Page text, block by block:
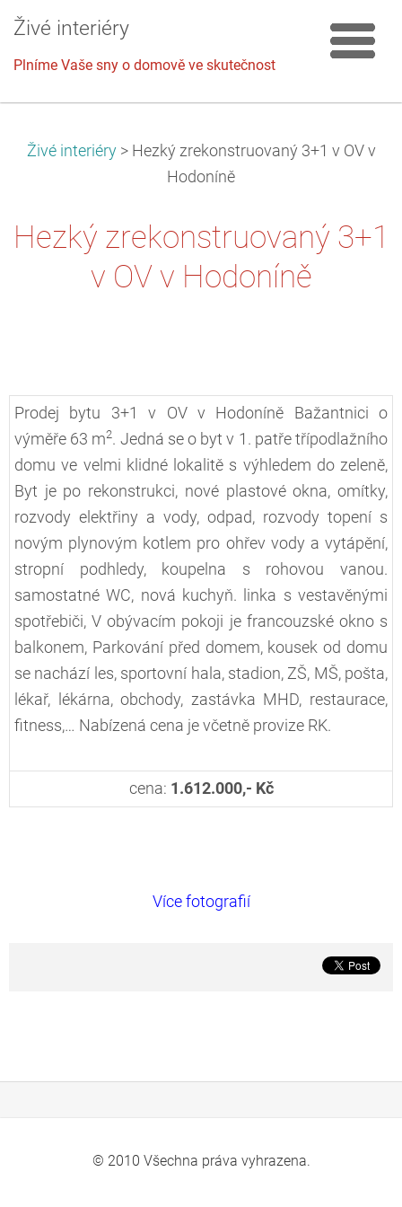
Živé interiéry
Plníme Vaše sny o domově ve skutečnost
Živé interiéry > Hezký zrekonstruovaný 3+1 v OV v
Hodoníně
Hezký zrekonstruovaný 3+1
v OV v Hodoníně
Prodej bytu 3+1 v OV v Hodoníně Bažantnici o
výměře 63 m2. Jedná se o byt v 1. patře třípodlažního
domu ve velmi klidné lokalitě s výhledem do zeleně,
Byt je po rekonstrukci, nové plastové okna, omítky,
rozvody elektřiny a vody, odpad, rozvody topení s
novým plynovým kotlem pro ohřev vody a vytápění,
stropní podhledy, koupelna s rohovou vanou.
samostatné WC, nová kuchyň. linka s vestavěnými
spotřebiči, V obývacím pokoji je francouzské okno s
balkonem, Parkování před domem, kousek od domu
se nachází les, sportovní hala, stadion, ZŠ, MŠ, pošta,
lékař, lékárna, obchody, zastávka MHD, restaurace,
fitness,… Nabízená cena je včetně provize RK.
cena: 1.612.000,- Kč
Více fotografií
© 2010 Všechna práva vyhrazena.